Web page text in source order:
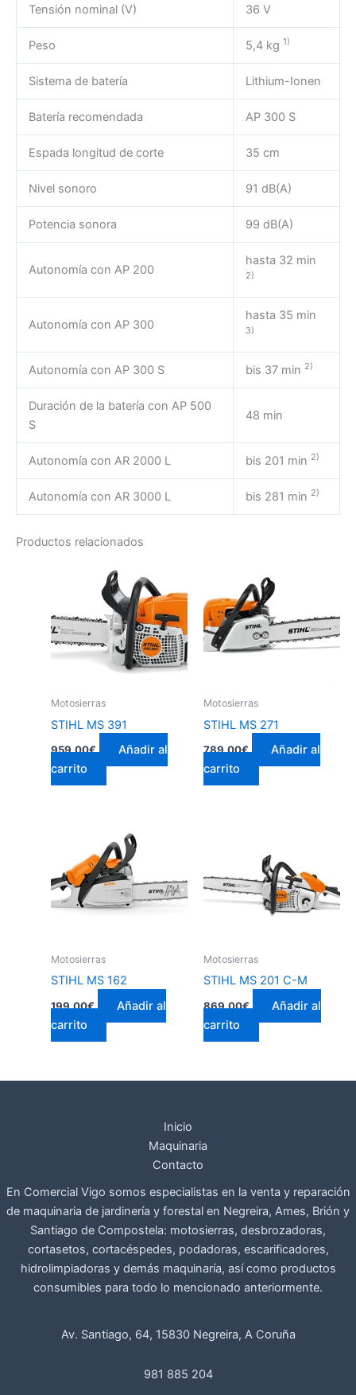
Tensión nominal (V) 36 V
Peso 5,4 kg 1)
Sistema de batería Lithium-Ionen
Batería recomendada AP 300 S
Espada longitud de corte 35 cm
Nivel sonoro 91 dB(A)
Potencia sonora 99 dB(A)
Autonomía con AP 200
hasta 32 min
2)
Autonomía con AP 300
hasta 35 min
3)
Autonomía con AP 300 S bis 37 min 2)
Duración de la batería con AP 500
S
48 min
Autonomía con AR 2000 L bis 201 min 2)
Autonomía con AR 3000 L bis 281 min 2)
Productos relacionados
Motosierras
STIHL MS 391
959,00€
Añadir al
carrito
Motosierras
STIHL MS 271
789,00€
Añadir al
carrito
Motosierras
STIHL MS 162
199,00€
Añadir al
carrito
Motosierras
STIHL MS 201 C-M
869,00€
Añadir al
carrito
Inicio
Maquinaria
Contacto
En Comercial Vigo somos especialistas en la venta y reparación
de maquinaria de jardinería y forestal en Negreira, Ames, Brión y
Santiago de Compostela: motosierras, desbrozadoras,
cortasetos, cortacéspedes, podadoras, escarificadores,
hidrolimpiadoras y demás maquinaría, así como productos
consumibles para todo lo mencionado anteriormente.
Av. Santiago, 64, 15830 Negreira, A Coruña
981 885 204